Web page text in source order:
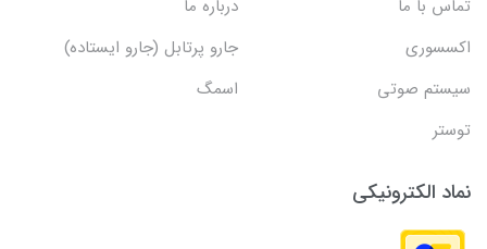
تماس با ما
درباره ما
اکسسوری
جارو پرتابل (جارو ایستاده)
سیستم صوتی
اسمگ
توستر
نماد الکترونیکی